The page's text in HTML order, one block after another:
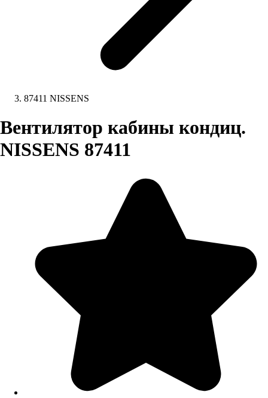
87411 NISSENS
Вентилятор кабины кондиц.
NISSENS 87411